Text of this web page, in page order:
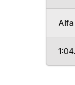
Alfa